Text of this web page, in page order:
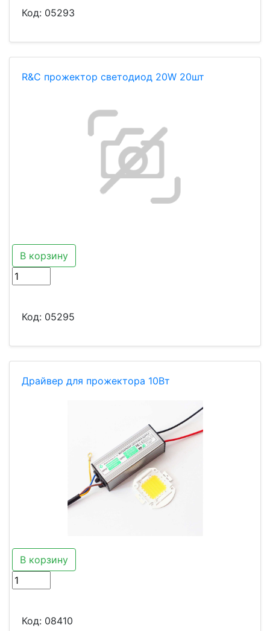
Код: 05293
R&C прожектор светодиод 20W 20шт
В корзину
Код: 05295
Драйвер для прожектора 10Вт
В корзину
Код: 08410